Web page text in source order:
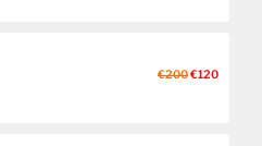
€200€120